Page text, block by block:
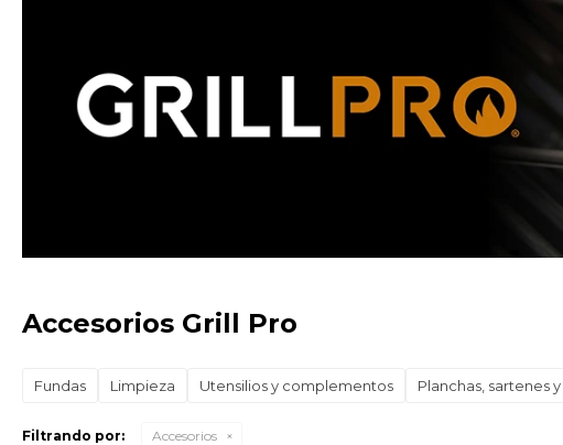
Accesorios Grill Pro
Fundas Limpieza Utensilios y complementos Planchas, sartenes
Filtrando por: Accesorios